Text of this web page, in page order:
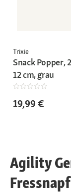
Trixie
Snack Popper,
12 cm, grau
19,99 €
Agility